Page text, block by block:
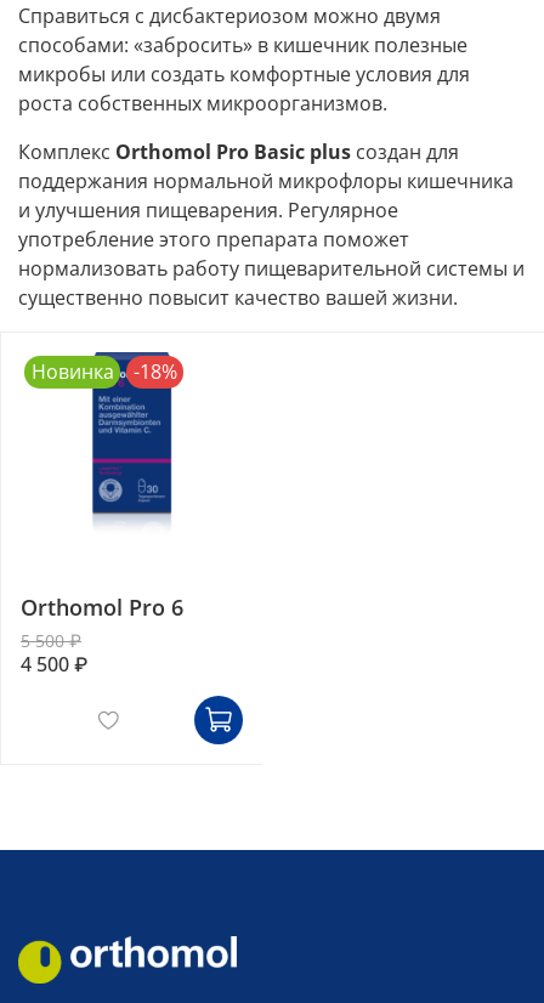
Справиться с дисбактериозом можно двумя
способами: «забросить» в кишечник полезные
микробы или создать комфортные условия для
роста собственных микроорганизмов.
Комплекс Orthomol Pro Basic plus создан для
поддержания нормальной микрофлоры кишечника
и улучшения пищеварения. Регулярное
употребление этого препарата поможет
нормализовать работу пищеварительной системы и
существенно повысит качество вашей жизни.
Новинка -18%
Orthomol Pro 6
5 500 ₽
4 500 ₽